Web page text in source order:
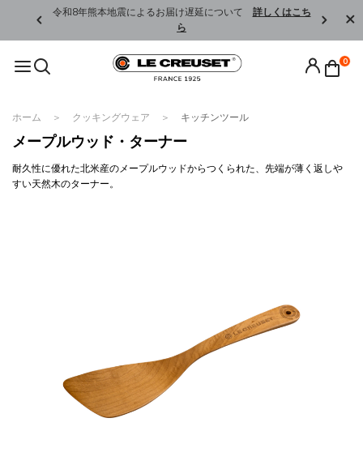
令和8年熊本地震によるお届け遅延について 詳しくはこち
ら
0
ホーム クッキングウェア キッチンツール
メープルウッド・ターナー
耐久性に優れた北米産のメープルウッドからつくられた、先端が薄く返しや
すい天然木のターナー。